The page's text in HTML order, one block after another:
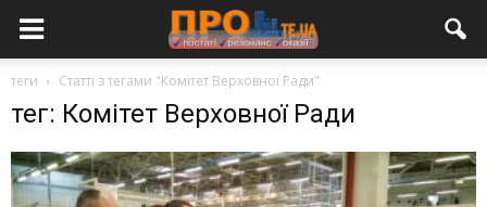
теги Статті з тегами "Комітет Верховної Ради"
тег: Комітет Верховної Ради